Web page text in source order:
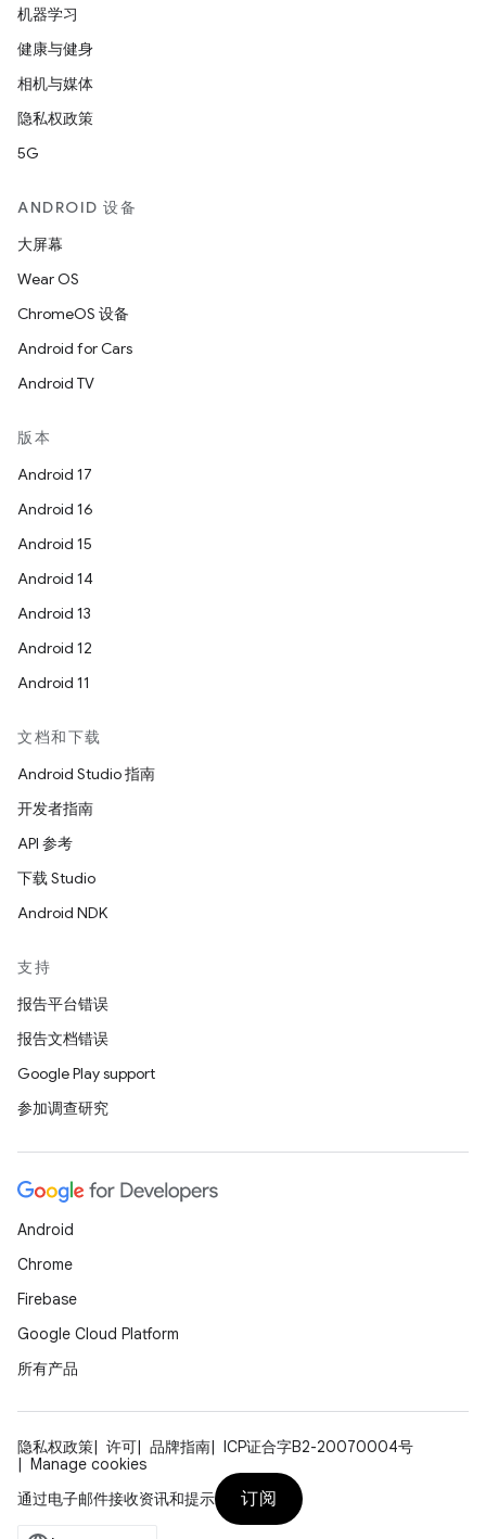
机器学习
健康与健身
相机与媒体
隐私权政策
5G
ANDROID 设备
大屏幕
Wear OS
ChromeOS 设备
Android for Cars
Android TV
版本
Android 17
Android 16
Android 15
Android 14
Android 13
Android 12
Android 11
文档和下载
Android Studio 指南
开发者指南
API 参考
下载 Studio
Android NDK
支持
报告平台错误
报告文档错误
Google Play support
参加调查研究
Android
Chrome
Firebase
Google Cloud Platform
所有产品
隐私权政策 许可 品牌指南
ICP证合字B2-20070004号
Manage cookies
通过电子邮件接收资讯和提示
订阅